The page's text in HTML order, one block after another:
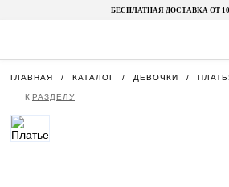
БЕСПЛАТНАЯ ДОСТАВКА ОТ 10
ГЛАВНАЯ КАТАЛОГ ДЕВОЧКИ
К РАЗДЕЛУ